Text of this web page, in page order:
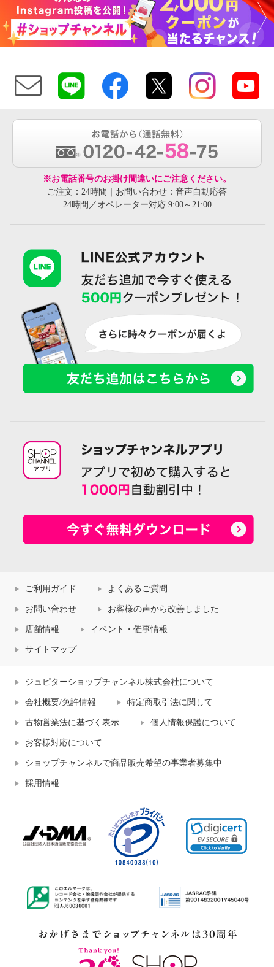
※お電話番号のお掛け間違いにご注意ください。
ご注文：24時間｜お問い合わせ：音声自動応答
24時間／オペレーター対応 9:00～21:00
ご利用ガイド よくあるご質問
お問い合わせ お客様の声から改善しました
店舗情報 イベント・催事情報
サイトマップ
ジュピターショップチャンネル株式会社について
会社概要/免許情報 特定商取引法に関して
古物営業法に基づく表示 個人情報保護について
お客様対応について
ショップチャンネルで商品販売希望の事業者募集中
採用情報